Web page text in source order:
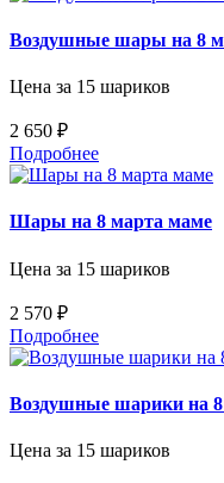
Воздушные шары на 8
Цена за 15 шариков
2 650 ₽
Подробнее
Шары на 8 марта маме
Цена за 15 шариков
2 570 ₽
Подробнее
Воздушные шарики на
Цена за 15 шариков